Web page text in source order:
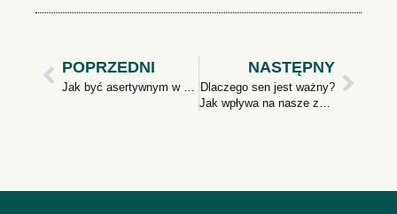
POPRZEDNI
Jak być asertywnym w pracy?
NASTĘPNY
Dlaczego sen jest ważny?
Jak wpływa na nasze zdrowie?